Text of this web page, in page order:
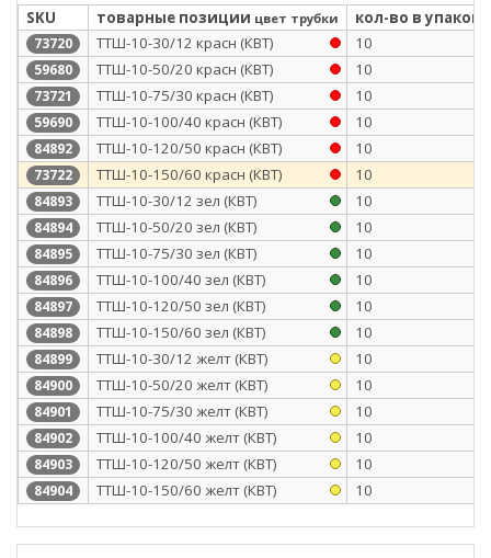
SKU товарные позиции цвет трубки кол-во в
73720 ТТШ-10-30/12 красн (КВТ) 10
59680 ТТШ-10-50/20 красн (КВТ) 10
73721 ТТШ-10-75/30 красн (КВТ) 10
59690 ТТШ-10-100/40 красн (КВТ) 10
84892 ТТШ-10-120/50 красн (КВТ) 10
73722 ТТШ-10-150/60 красн (КВТ) 10
84893 ТТШ-10-30/12 зел (КВТ) 10
84894 ТТШ-10-50/20 зел (КВТ) 10
84895 ТТШ-10-75/30 зел (КВТ) 10
84896 ТТШ-10-100/40 зел (КВТ) 10
84897 ТТШ-10-120/50 зел (КВТ) 10
84898 ТТШ-10-150/60 зел (КВТ) 10
84899 ТТШ-10-30/12 желт (КВТ) 10
84900 ТТШ-10-50/20 желт (КВТ) 10
84901 ТТШ-10-75/30 желт (КВТ) 10
84902 ТТШ-10-100/40 желт (КВТ) 10
84903 ТТШ-10-120/50 желт (КВТ) 10
84904 ТТШ-10-150/60 желт (КВТ) 10